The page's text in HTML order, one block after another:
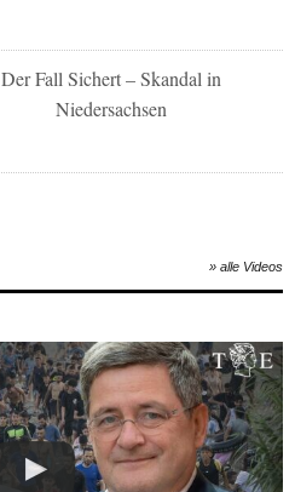
Der Fall Sichert – Skandal in
Niedersachsen
» alle Videos